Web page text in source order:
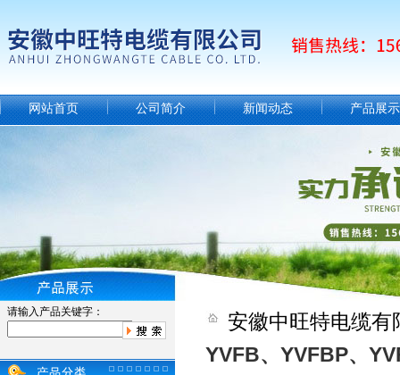
网站首页 公司简介 新闻动态 产品展示
请输入产品关键字：
安徽中旺特电缆
YVFB、YVFBP、